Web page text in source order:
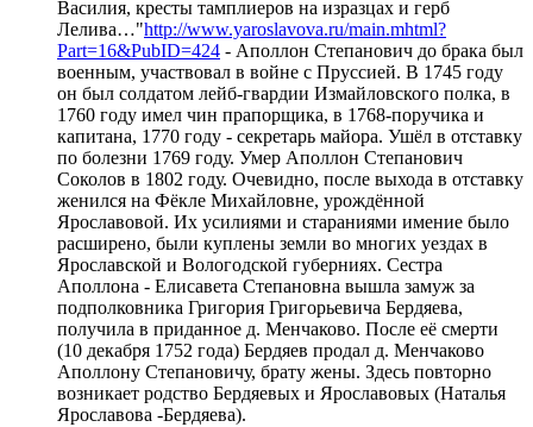
Василия, кресты тамплиеров на изразцах и герб
Лелива…"http://www.yaroslavova.ru/main.mhtml?
Part=16&PubID=424 - Аполлон Степанович до брака был
военным, участвовал в войне с Пруссией. В 1745 году
он был солдатом лейб-гвардии Измайловского полка, в
1760 году имел чин прапорщика, в 1768-поручика и
капитана, 1770 году - секретарь майора. Ушёл в отставку
по болезни 1769 году. Умер Аполлон Степанович
Соколов в 1802 году. Очевидно, после выхода в отставку
женился на Фёкле Михайловне, урождённой
Ярославовой. Их усилиями и стараниями имение было
расширено, были куплены земли во многих уездах в
Ярославской и Вологодской губерниях. Сестра
Аполлона - Елисавета Степановна вышла замуж за
подполковника Григория Григорьевича Бердяева,
получила в приданное д. Менчаково. После её смерти
(10 декабря 1752 года) Бердяев продал д. Менчаково
Аполлону Степановичу, брату жены. Здесь повторно
возникает родство Бердяевых и Ярославовых (Наталья
Ярославова -Бердяева).